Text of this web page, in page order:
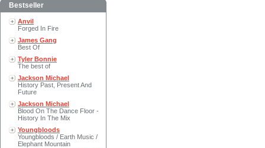
Bestseller
Anvil
Forged In Fire
James Gang
Best Of
Tyler Bonnie
The best of
Jackson Michael
History Past, Present And
Future
Jackson Michael
Blood On The Dance Floor -
History In The Mix
Youngbloods
Youngbloods / Earth Music /
Elephant Mountain